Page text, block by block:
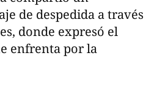
de despedida a través
donde expresó el
enfrenta por la